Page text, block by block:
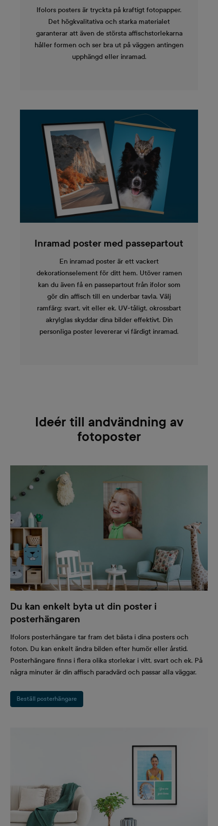
Ifolors posters är tryckta på kraftigt fotopapper.
Det högkvalitativa och starka materialet
garanterar att även de största affischstorlekarna
håller formen och ser bra ut på väggen antingen
upphängd eller inramad.
Inramad poster med passepartout
En inramad poster är ett vackert
dekorationselement för ditt hem. Utöver ramen
kan du även få en passepartout från ifolor som
gör din affisch till en underbar tavla. Välj
ramfärg: svart, vit eller ek. UV-tåligt, okrossbart
akrylglas skyddar dina bilder effektivt. Din
personliga poster levererar vi färdigt inramad.
Ideér till andvändning av
fotoposter
Du kan enkelt byta ut din poster i
posterhängaren
Ifolors posterhängare tar fram det bästa i dina posters och
foton. Du kan enkelt ändra bilden efter humör eller årstid.
Posterhängare finns i flera olika storlekar i vitt, svart och ek. På
några minuter är din affisch paradvärd och passar alla väggar.
Beställ posterhängare